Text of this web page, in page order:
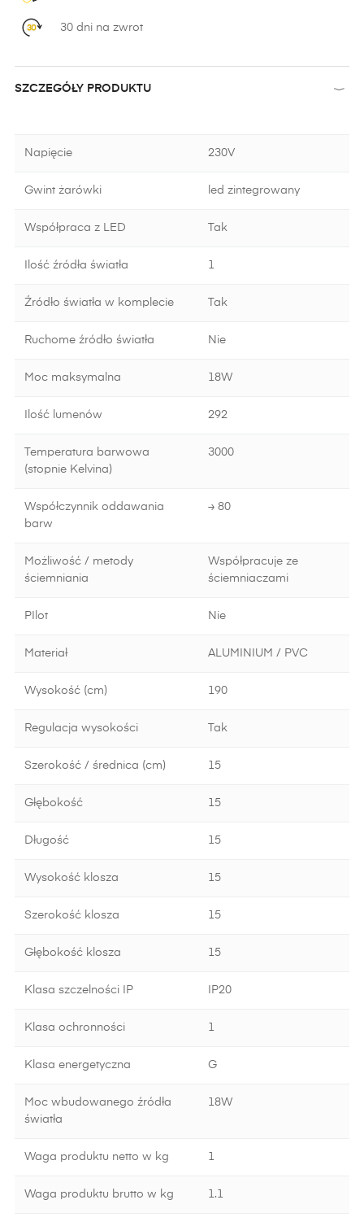
30 dni na zwrot
SZCZEGÓŁY PRODUKTU
Napięcie 230V
Gwint żarówki led zintegrowany
Współpraca z LED Tak
Ilość źródła światła 1
Źródło światła w komplecie Tak
Ruchome źródło światła Nie
Moc maksymalna 18W
Ilość lumenów 292
Temperatura barwowa
(stopnie Kelvina)
3000
Współczynnik oddawania
barw
≥ 80
Możliwość / metody
ściemniania
Współpracuje ze
ściemniaczami
PIlot Nie
Materiał ALUMINIUM / PVC
Wysokość (cm) 190
Regulacja wysokości Tak
Szerokość / średnica (cm) 15
Głębokość 15
Długość 15
Wysokość klosza 15
Szerokość klosza 15
Głębokość klosza 15
Klasa szczelności IP IP20
Klasa ochronności 1
Klasa energetyczna G
Moc wbudowanego źródła
światła
18W
Waga produktu netto w kg 1
Waga produktu brutto w kg 1.1